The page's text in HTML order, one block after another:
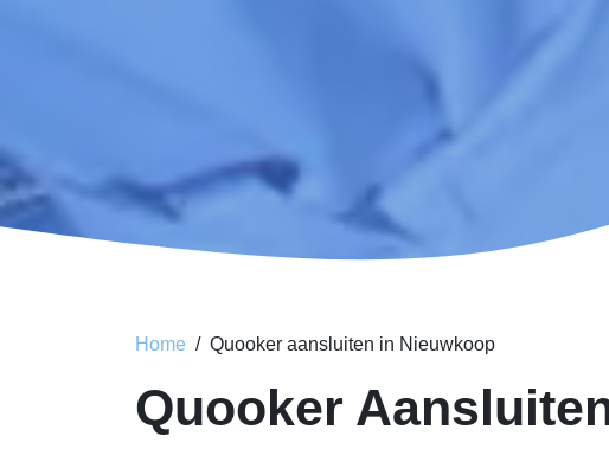
Home Quooker aansluiten in Nieuwkoop
Quooker